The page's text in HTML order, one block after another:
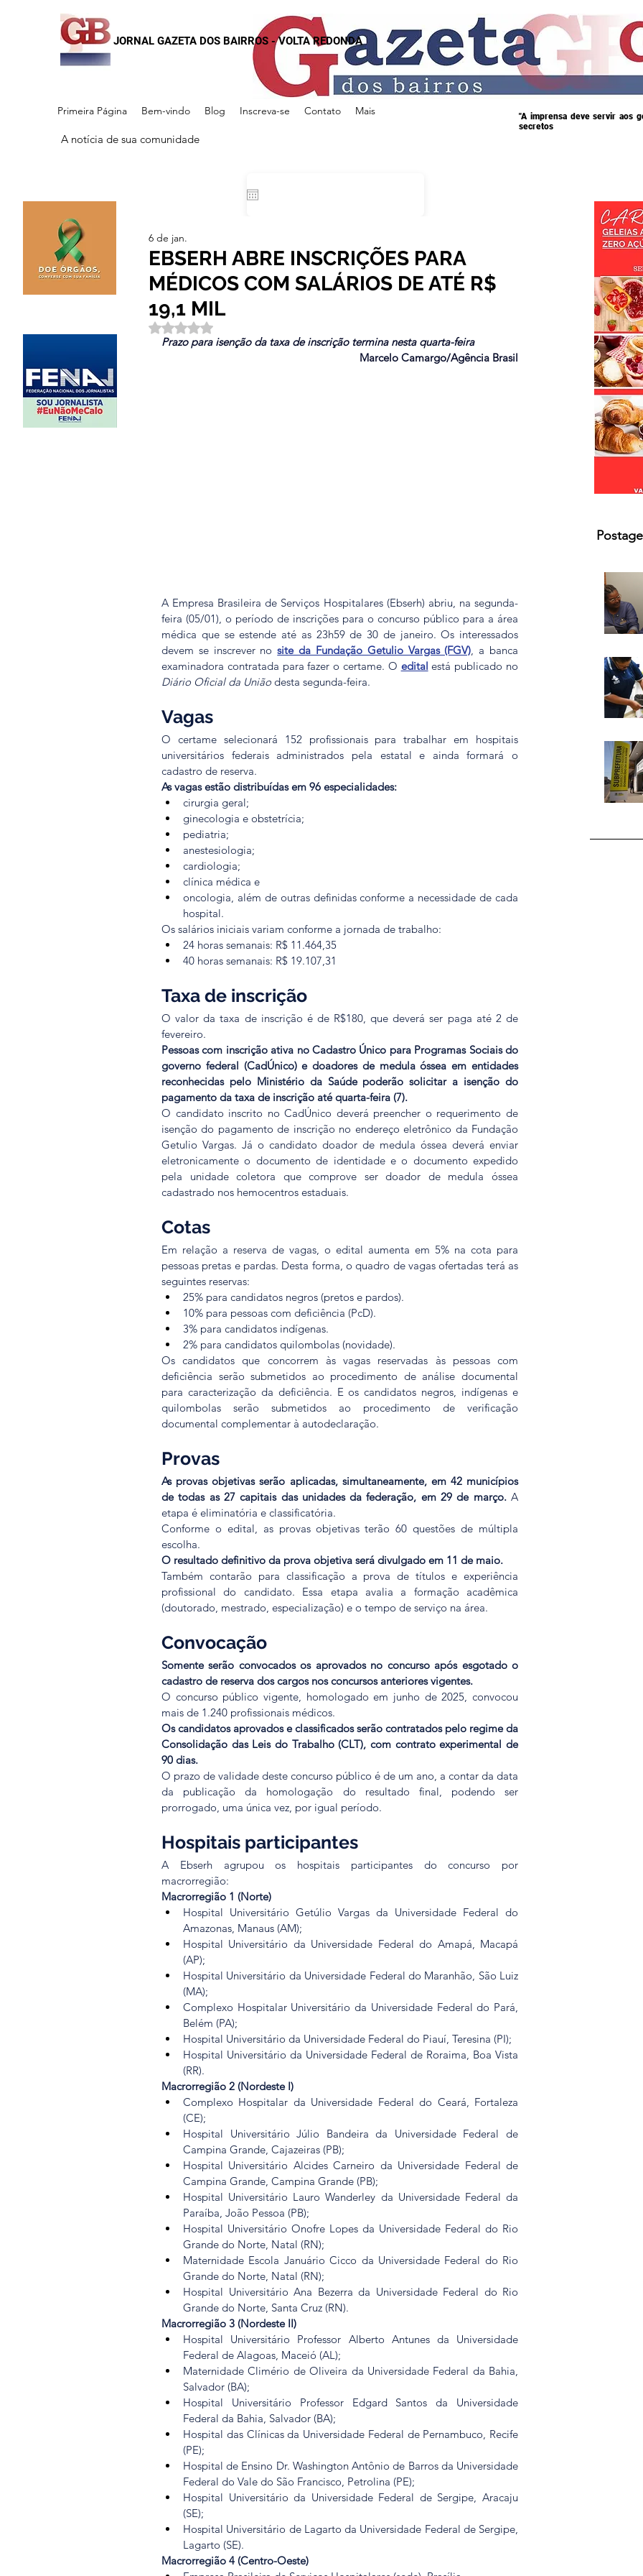
JORNAL GAZETA DOS BAIRROS - VOLTA REDONDA
Primeira Página Bem-vindo Blog Inscreva-se Contato Mais
A notícia de sua comunidade
"A imprensa deve servir aos
secretos
EBSERH ABRE INSCRIÇÕES PARA
MÉDICOS COM SALÁRIOS DE ATÉ R$
19,1 MIL
6 de jan.
Avaliado com NaN de 5 estrelas.
Prazo para isenção da taxa de inscrição termina nesta quarta-feira
Marcelo Camargo/Agência Brasil
A Empresa Brasileira de Serviços Hospitalares (Ebserh) abriu, na segunda-
feira (05/01), o período de inscrições para o concurso público para a área
médica que se estende até as 23h59 de 30 de janeiro. Os interessados
devem se inscrever no site da Fundação Getulio Vargas (FGV), a banca
examinadora contratada para fazer o certame. O edital
Diário Oficial da União desta segunda-feira.
Vagas
O certame selecionará 152 profissionais para trabalhar em hospitais
universitários federais administrados pela estatal e ainda formará o
cadastro de reserva.
As vagas estão distribuídas em 96 especialidades:
cirurgia geral;
ginecologia e obstetrícia;
pediatria;
anestesiologia;
cardiologia;
clínica médica e
oncologia, além de outras definidas conforme a necessidade de cada
hospital.
Os salários iniciais variam conforme a jornada de trabalho:
24 horas semanais: R$ 11.464,35
40 horas semanais: R$ 19.107,31
Taxa de inscrição
O valor da taxa de inscrição é de R$180, que deverá ser paga até 2 de
fevereiro.
Pessoas com inscrição ativa no Cadastro Único para Programas Sociais do
governo federal (CadÚnico) e doadores de medula óssea em entidades
reconhecidas pelo Ministério da Saúde poderão solicitar a isenção do
pagamento da taxa de inscrição até quarta-feira (7).
O candidato inscrito no CadÚnico deverá preencher o requerimento de
isenção do pagamento de inscrição no endereço eletrônico da Fundação
Getulio Vargas. Já o candidato doador de medula óssea deverá enviar
eletronicamente o documento de identidade e o documento expedido
pela unidade coletora que comprove ser doador de medula óssea
cadastrado nos hemocentros estaduais.
Cotas
Em relação a reserva de vagas, o edital aumenta em 5% na cota para
pessoas pretas e pardas. Desta forma, o quadro de vagas ofertadas terá as
seguintes reservas:
25% para candidatos negros (pretos e pardos).
10% para pessoas com deficiência (PcD).
3% para candidatos indígenas.
2% para candidatos quilombolas (novidade).
Os candidatos que concorrem às vagas reservadas às pessoas com
deficiência serão submetidos ao procedimento de análise documental
para caracterização da deficiência. E os candidatos negros, indígenas e
quilombolas serão submetidos ao procedimento de verificação
documental complementar à autodeclaração.
Provas
As provas objetivas serão aplicadas, simultaneamente, em 42 municípios
de todas as 27 capitais das unidades da federação, em 29 de março. A
etapa é eliminatória e classificatória.
Conforme o edital, as provas objetivas terão 60 questões de múltipla
escolha.
O resultado definitivo da prova objetiva será divulgado em 11 de maio.
Também contarão para classificação a prova de títulos e experiência
profissional do candidato. Essa etapa avalia a formação acadêmica
(doutorado, mestrado, especialização) e o tempo de serviço na área.
Convocação
Somente serão convocados os aprovados no concurso após esgotado o
cadastro de reserva dos cargos nos concursos anteriores vigentes.
O concurso público vigente, homologado em junho de 2025, convocou
mais de 1.240 profissionais médicos.
Os candidatos aprovados e classificados serão contratados pelo regime da
Consolidação das Leis do Trabalho (CLT), com contrato experimental de
90 dias.
O prazo de validade deste concurso público é de um ano, a contar da data
da publicação da homologação do resultado final, podendo ser
prorrogado, uma única vez, por igual período.
Hospitais participantes
A Ebserh agrupou os hospitais participantes do concurso por
macrorregião:
Macrorregião 1 (Norte)
Hospital Universitário Getúlio Vargas da Universidade Federal do
Amazonas, Manaus (AM);
Hospital Universitário da Universidade Federal do Amapá, Macapá
(AP);
Hospital Universitário da Universidade Federal do Maranhão, São Luiz
(MA);
Complexo Hospitalar Universitário da Universidade Federal do Pará,
Belém (PA);
Hospital Universitário da Universidade Federal do Piauí, Teresina (PI);
Hospital Universitário da Universidade Federal de Roraima, Boa Vista
(RR).
Macrorregião 2 (Nordeste I)
Complexo Hospitalar da Universidade Federal do Ceará, Fortaleza
(CE);
Hospital Universitário Júlio Bandeira da Universidade Federal de
Campina Grande, Cajazeiras (PB);
Hospital Universitário Alcides Carneiro da Universidade Federal de
Campina Grande, Campina Grande (PB);
Hospital Universitário Lauro Wanderley da Universidade Federal da
Paraíba, João Pessoa (PB);
Hospital Universitário Onofre Lopes da Universidade Federal do Rio
Grande do Norte, Natal (RN);
Maternidade Escola Januário Cicco da Universidade Federal do Rio
Grande do Norte, Natal (RN);
Hospital Universitário Ana Bezerra da Universidade Federal do Rio
Grande do Norte, Santa Cruz (RN).
Macrorregião 3 (Nordeste II)
Hospital Universitário Professor Alberto Antunes da Universidade
Federal de Alagoas, Maceió (AL);
Maternidade Climério de Oliveira da Universidade Federal da Bahia,
Salvador (BA);
Hospital Universitário Professor Edgard Santos da Universidade
Federal da Bahia, Salvador (BA);
Hospital das Clínicas da Universidade Federal de Pernambuco, Recife
(PE);
Hospital de Ensino Dr. Washington Antônio de Barros da Universidade
Federal do Vale do São Francisco, Petrolina (PE);
Hospital Universitário da Universidade Federal de Sergipe, Aracaju
(SE);
Hospital Universitário de Lagarto da Universidade Federal de Sergipe,
Lagarto (SE).
Macrorregião 4 (Centro-Oeste)